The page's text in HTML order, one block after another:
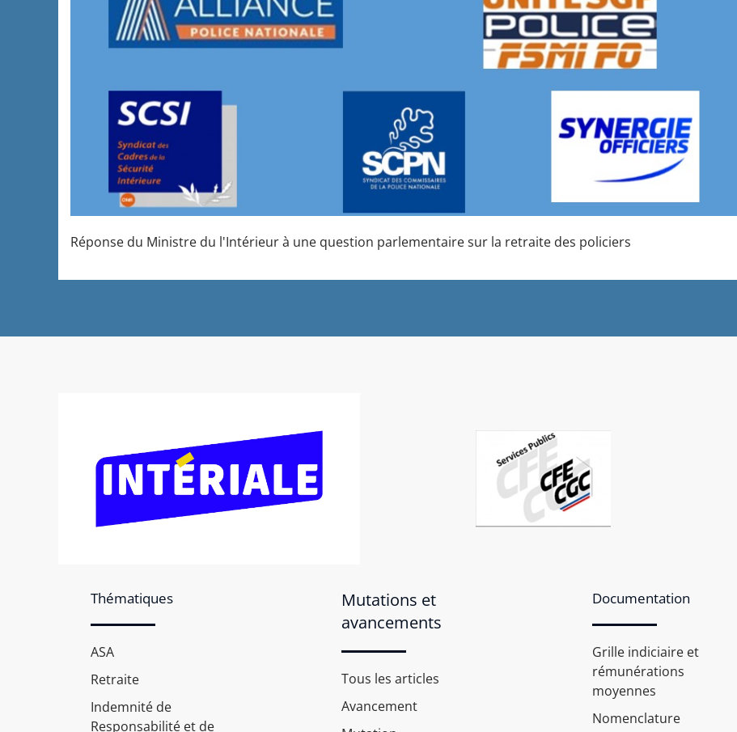
Réponse du Ministre du l'Intérieur à une question parlementaire sur la retraite des policiers
Thématiques
ASA
Retraite
Indemnité de
Responsabilité et de
Mutations et
avancements
Tous les articles
Avancement
Documentation
Grille indiciaire et
rémunérations
moyennes
Nomenclature